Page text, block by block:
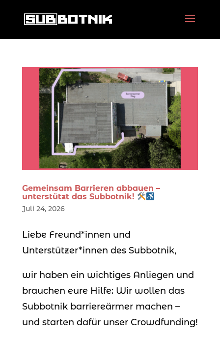
Gemeinsam Barrieren abbauen –
unterstützt das Subbotnik!
Juli 24, 2026
Liebe Freund*innen und
Unterstützer*innen des Subbotnik,
wir haben ein wichtiges Anliegen und
brauchen eure Hilfe: Wir wollen das
Subbotnik barriereärmer machen –
und starten dafür unser Crowdfunding!